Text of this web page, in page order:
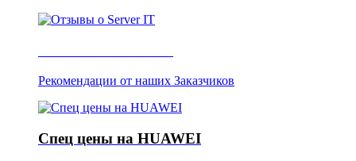
Рекомендации от наших Заказчиков
Спец цены на HUAWEI